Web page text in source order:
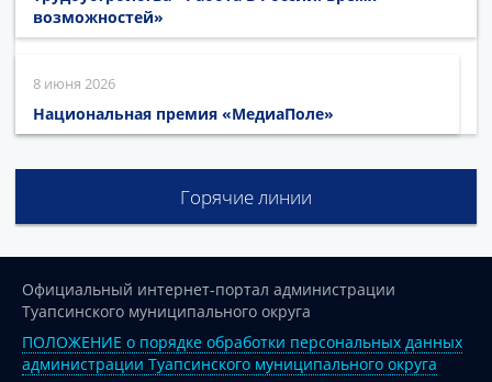
возможностей»
8 июня 2026
Национальная премия «МедиаПоле»
Горячие линии
Официальный интернет-портал администрации
Туапсинского муниципального округа
ПОЛОЖЕНИЕ о порядке обработки персональных данных
администрации Туапсинского муниципального округа